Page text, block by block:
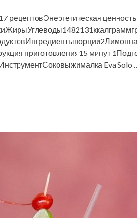
рецептовЭнергетическая ценность
приготовления15 минут
ИнструментСоковыжималка Eva Solo